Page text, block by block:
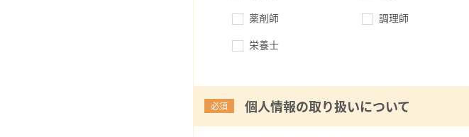
薬剤師
調理師
栄養士
必須 個人情報の取り扱いについて